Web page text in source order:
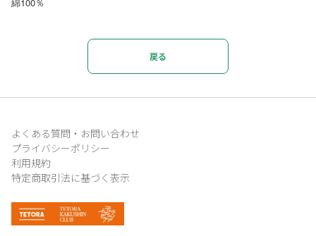
綿100％
戻る
よくある質問・お問い合わせ
プライバシーポリシー
利用規約
特定商取引法に基づく表示